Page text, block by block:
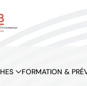
FORMATION &